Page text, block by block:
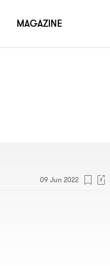
09 Jun 2022
MAGAZINE